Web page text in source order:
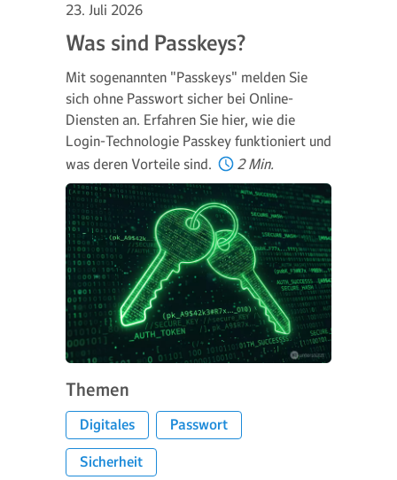
23. Juli 2026
Was sind Passkeys?
Mit sogenannten "Passkeys" melden Sie
sich ohne Passwort sicher bei Online-
Diensten an. Erfahren Sie hier, wie die
Login-Technologie Passkey funktioniert und
was deren Vorteile sind.
2 Min.
Themen
Digitales
Passwort
Sicherheit